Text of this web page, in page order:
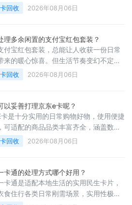
要转赠亲友，往往碍于人情情面，难以
适的折算标准，最终结果大多不尽人
会慢慢损耗原有功用，看着贴心的生活
渐失效，难免让人感到憋屈与遗憾。
回收 2026年08月06日
理多余闲置的支付宝红包套装？
付宝红包套装，总能让人收获一份日常
来的暖心惊喜。但生活节奏变幻不定，
购计划时常临时调整，这份贴心的优惠
暂时搁置。多数人会随手将红包放置一
已超出有效使用时限。也有部分人为了
份福利，特意调整购物清单凑单消费，
旧没能及时使用，只能看着福利悄然失
中满是遗憾。
回收 2026年08月06日
以妥善打理京东e卡呢？
卡是十分实用的日常购物好物，使用便捷
可适配的商品品类丰富齐全，涵盖数码
居家用品、母婴好物、四季服饰等多种
能够充分满足家庭各类日常采购需求。
作简单利落，让日常购物变得轻松舒
效提升整体购物体验。
回收 2026年08月06日
卡通的处理方式哪个好用？
卡通是适配本地生活的实用民生卡片，
食住行各类日常刚需场景，实用性极